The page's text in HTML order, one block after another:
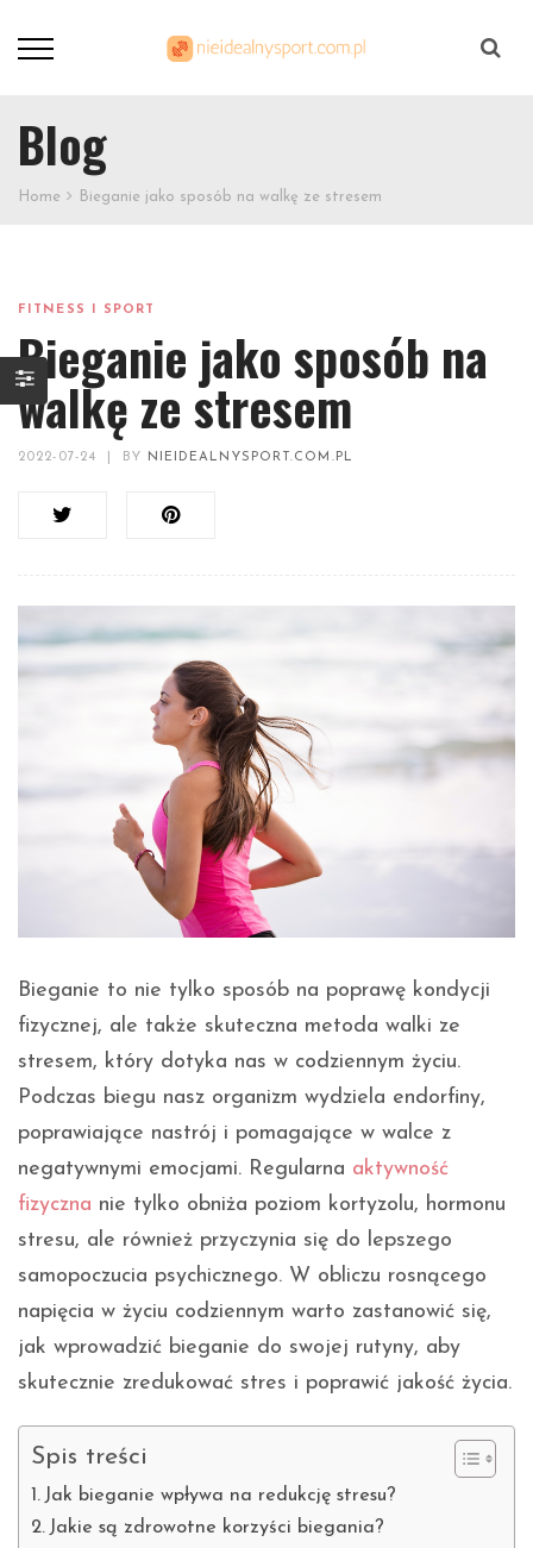
Blog
Home Bieganie jako sposób na walkę ze stresem
FITNESS I SPORT
Bieganie jako sposób na
walkę ze stresem
2022-07-24 BY NIEIDEALNYSPORT.COM.PL
Bieganie to nie tylko sposób na poprawę kondycji
fizycznej, ale także skuteczna metoda walki ze
stresem, który dotyka nas w codziennym życiu.
Podczas biegu nasz organizm wydziela endorfiny,
poprawiające nastrój i pomagające w walce z
negatywnymi emocjami. Regularna aktywność
fizyczna nie tylko obniża poziom kortyzolu, hormonu
stresu, ale również przyczynia się do lepszego
samopoczucia psychicznego. W obliczu rosnącego
napięcia w życiu codziennym warto zastanowić się,
jak wprowadzić bieganie do swojej rutyny, aby
skutecznie zredukować stres i poprawić jakość życia.
Spis treści
Jak bieganie wpływa na redukcję stresu?
Jakie są zdrowotne korzyści biegania?